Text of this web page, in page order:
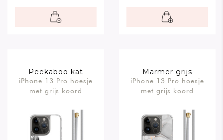
Peekaboo kat
iPhone 13 Pro hoesje
met grijs koord
Marmer grijs
iPhone 13 Pro hoesje
met grijs koord